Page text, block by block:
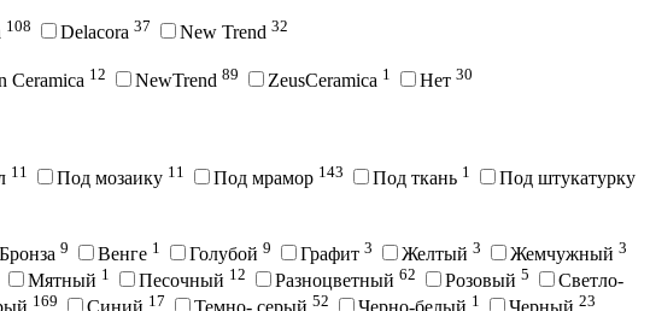
108 Delacora 37 New Trend 32
Ceramica 12 NewTrend 89 ZeusCeramica 1 Нет 30
11 Под мозаику 11 Под мрамор 143 Под ткань 1 Под штукатурку
Бронза 9 Венге 1 Голубой 9 Графит 3 Желтый 3 Жемчужный 3
Мятный 1 Песочный 12 Разноцветный 62 Розовый 5
Светло-
169 17 52 1 23